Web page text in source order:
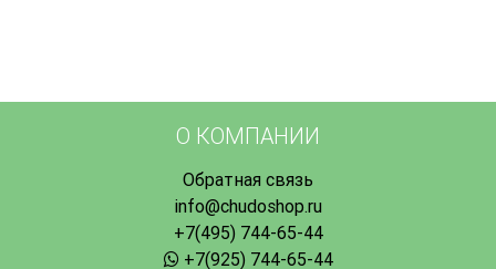
О КОМПАНИИ
Обратная связь
info@chudoshop.ru
+7(495) 744-65-44
+7(925) 744-65-44